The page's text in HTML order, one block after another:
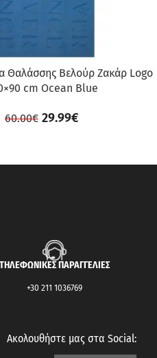
Θαλάσσης Βελούρ Ζακάρ Logo
cm Ocean Blue
60.00€ 29.99€
ΤΗΛΕΦΩΝΙΚΕΣ ΠΑΡΑΓΓΕΛΙΕΣ
+30 211 1036769
Ακολουθήστε μας στα Social: